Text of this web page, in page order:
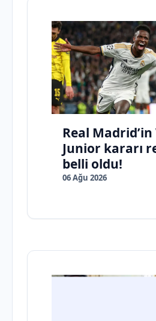
Real
Junior kararı
belli oldu!
06 Ağu 2026